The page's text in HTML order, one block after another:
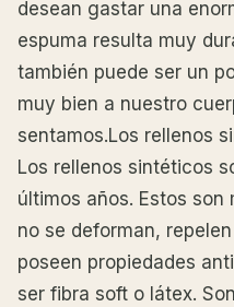
desean gastar una
espuma resulta muy
también puede ser un
muy bien a nuestro
sentamos.Los rellenos
Los rellenos sintéticos
últimos años. Estos
no se deforman,
poseen propiedades
ser fibra soft o látex.